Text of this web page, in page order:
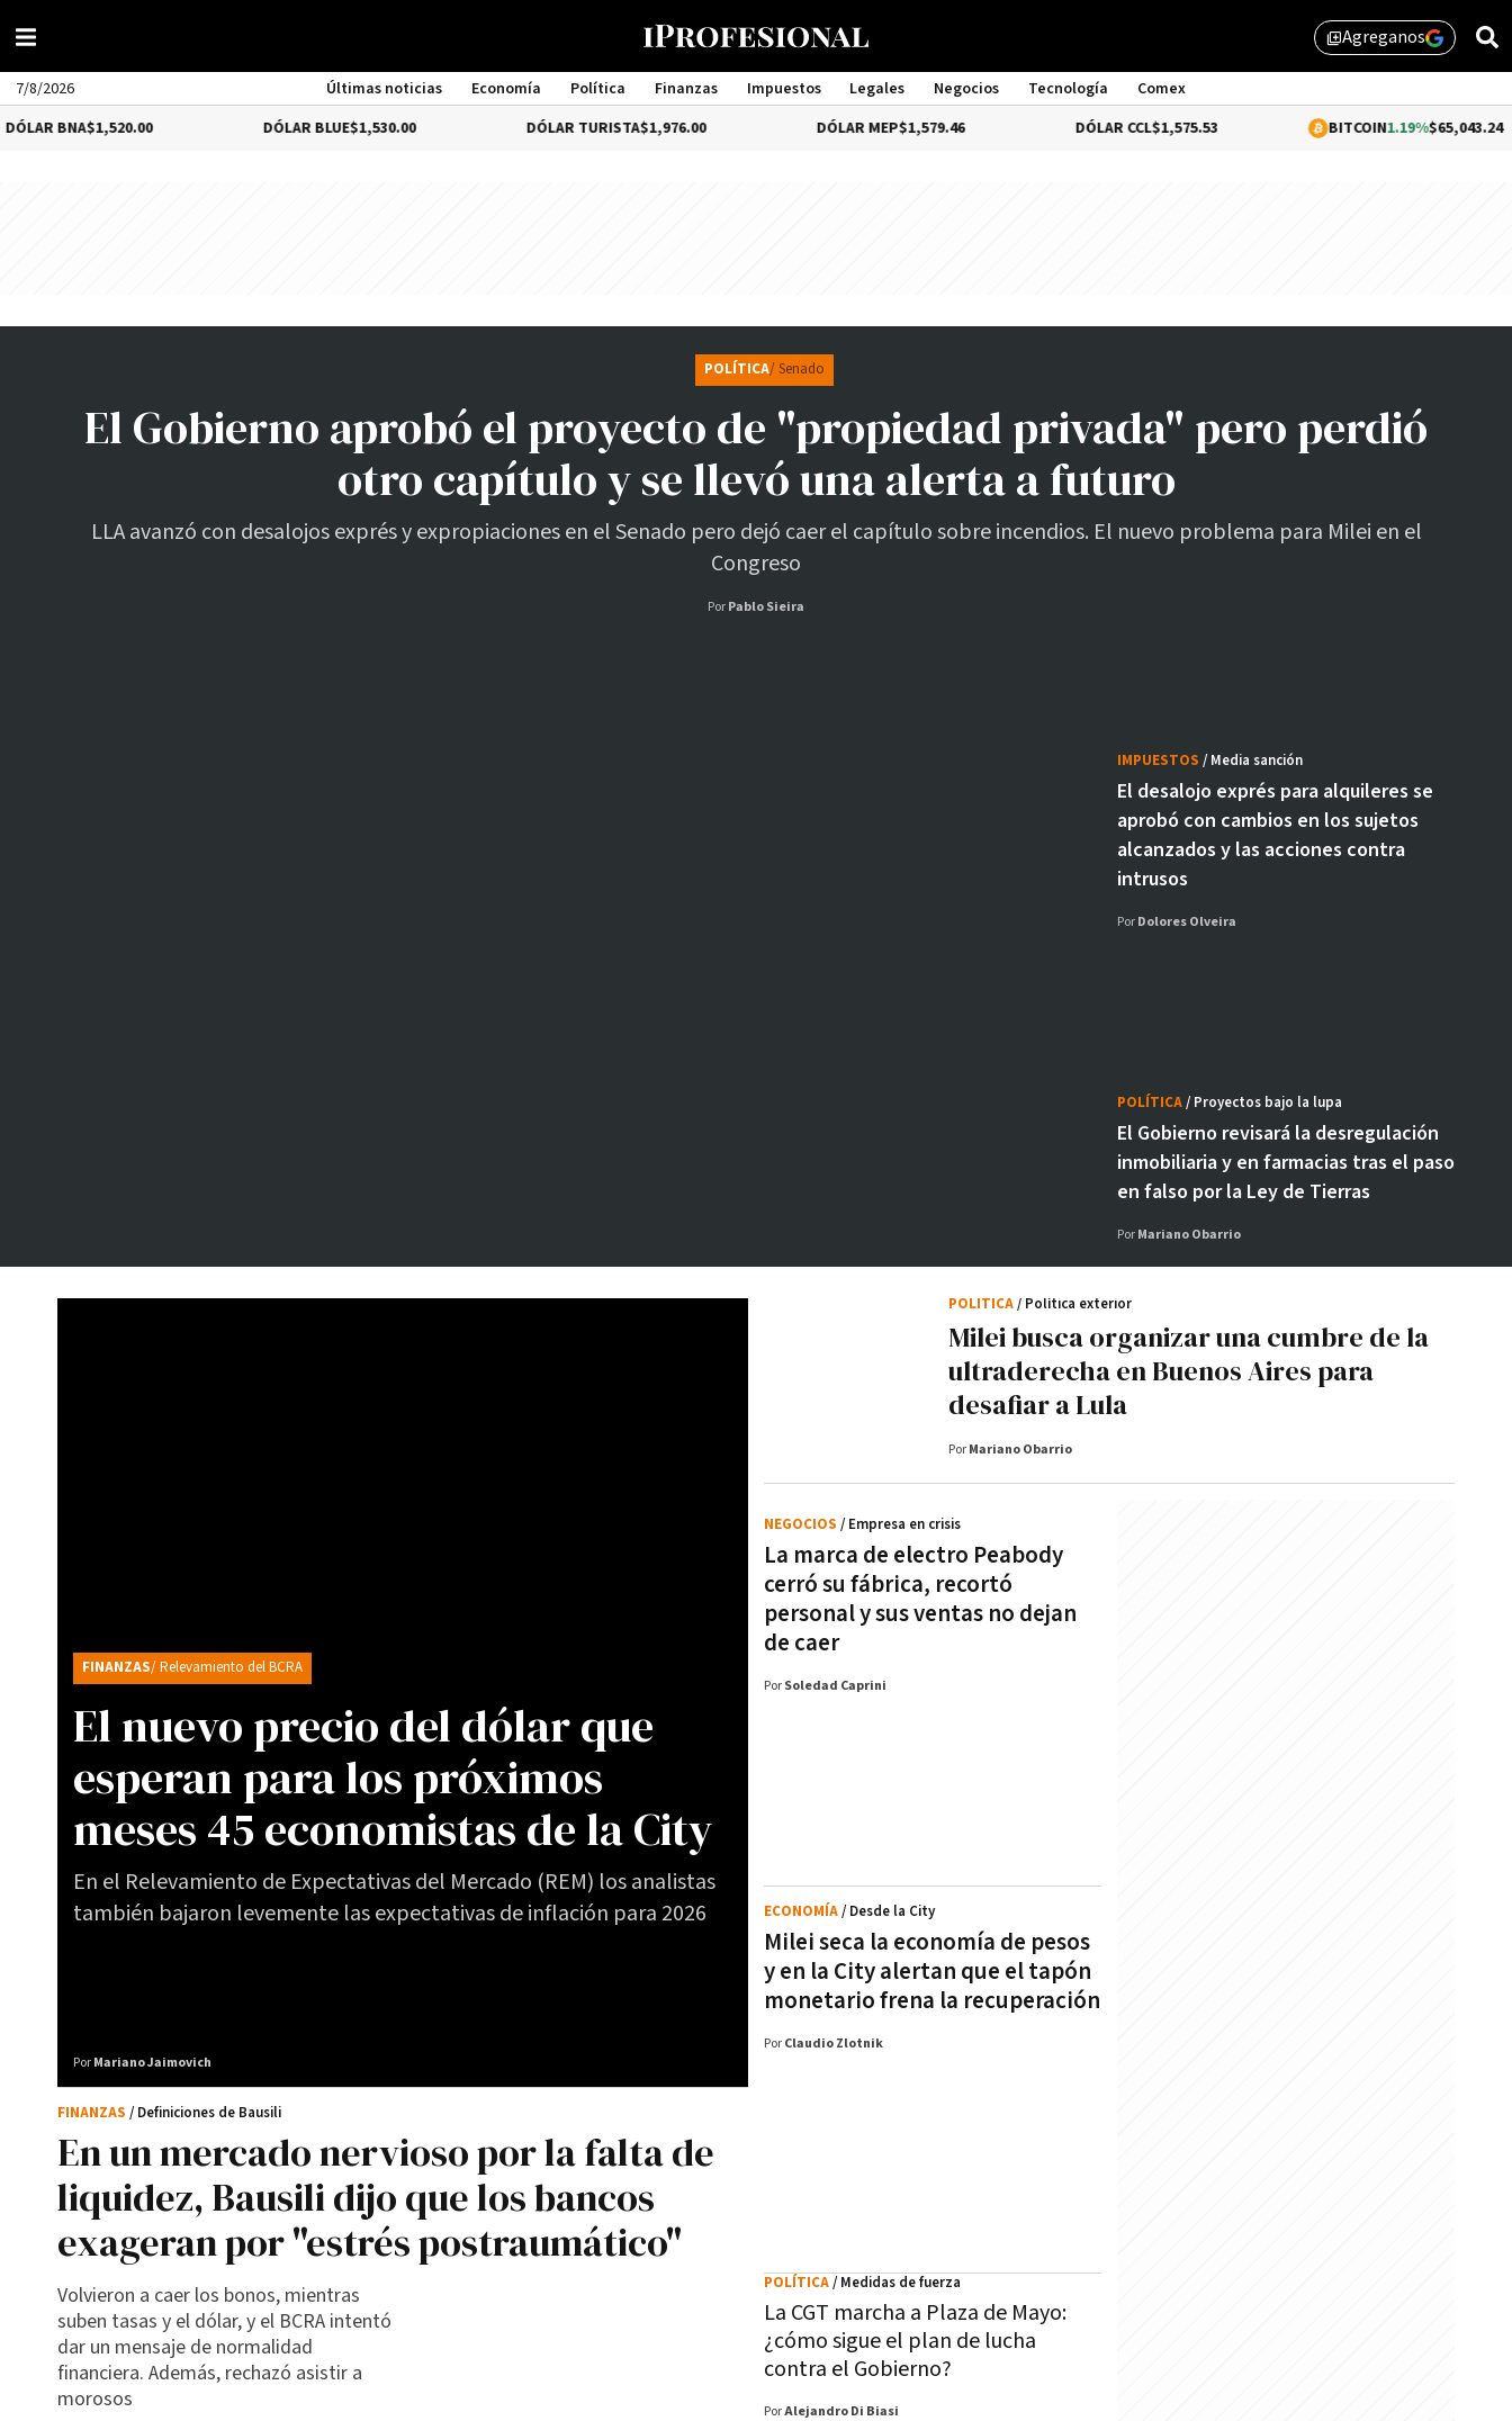
library_addAgreganos
7/8/2026 Últimas noticias Economía Política Finanzas Impuestos Legales Negocios Tecnología
Comex
Management
$1,520.00 DÓLAR BLUE$1,530.00 DÓLAR TURISTA$1,976.00 DÓLAR MEP$1,579.46 DÓLAR CCL$1,575.53 BITCOIN1.19%$65,043.24
El Gobierno aprobó el proyecto de "propiedad privada" pero perdió
otro capítulo y se llevó una alerta a futuro
LLA avanzó con desalojos exprés y expropiaciones en el Senado pero dejó caer el capítulo sobre incendios. El nuevo problema para Milei en el
Congreso
POLÍTICA/ Senado
Por Pablo Sieira
El desalojo exprés para alquileres se
aprobó con cambios en los sujetos
alcanzados y las acciones contra
intrusos
IMPUESTOS / Media sanción
Por Dolores Olveira
El Gobierno revisará la desregulación
inmobiliaria y en farmacias tras el paso
en falso por la Ley de Tierras
POLÍTICA/ Proyectos bajo la lupa
Por Mariano Obarrio
El nuevo precio del dólar que
esperan para los próximos
meses 45 economistas de la City
En el Relevamiento de Expectativas del Mercado (REM) los analistas
también bajaron levemente las expectativas de inflación para 2026
FINANZAS/ Relevamiento del BCRA
Por Mariano Jaimovich
En un mercado nervioso por la falta de
liquidez, Bausili dijo que los bancos
exageran por "estrés postraumático"
Volvieron a caer los bonos, mientras
suben tasas y el dólar, y el BCRA intentó
dar un mensaje de normalidad
financiera. Además, rechazó asistir a
morosos
FINANZAS / Definiciones de Bausili
La marca de electro Peabody
cerró su fábrica, recortó
personal y sus ventas no dejan
de caer
NEGOCIOS / Empresa en crisis
Por Soledad Caprini
Milei seca la economía de pesos
y en la City alertan que el tapón
monetario frena la recuperación
ECONOMÍA/ Desde la City
Por Claudio Zlotnik
La CGT marcha a Plaza de Mayo:
¿cómo sigue el plan de lucha
contra el Gobierno?
POLÍTICA/ Medidas de fuerza
PorAlejandro Di Biasi
Milei busca organizar una cumbre de la
ultraderecha en Buenos Aires para
desafiar a Lula
POLÍTICA/ Política exterior
Por Mariano Obarrio